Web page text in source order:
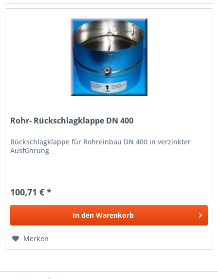
Rohr- Rückschlagklappe DN 400
Rückschlagklappe für Rohreinbau DN 400 in verzinkter
Ausführung
100,71 € *
In den Warenkorb
Merken